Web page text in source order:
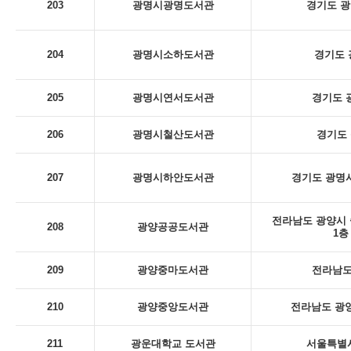
203 광명시광명도서관 경기도
204 광명시소하도서관 경기도
205 광명시연서도서관 경기도
206 광명시철산도서관 경기도
207 광명시하안도서관 경기도 광명
208 광양공공도서관
전라남도 광양시
1층
209 광양중마도서관 전라남
210 광양중앙도서관 전라남도 광
211 광운대학교 도서관 서울특별